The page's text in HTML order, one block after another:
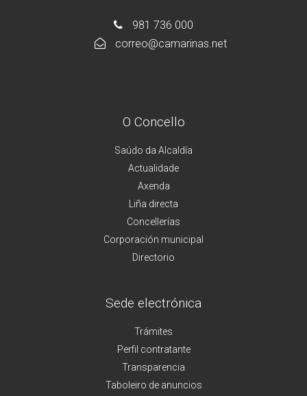
981 736 000
correo@camarinas.net
O Concello
Saúdo da Alcaldía
Actualidade
Axenda
Liña directa
Concellerías
Corporación municipal
Directorio
Sede electrónica
Trámites
Perfil contratante
Transparencia
Taboleiro de anuncios